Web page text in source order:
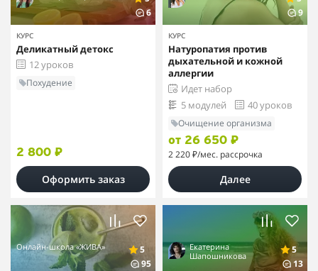
6
КУРС
Деликатный детокс
12 уроков
Похудение
2 800 ₽
Оформить заказ
9
КУРС
Натуропатия против
дыхательной и кожной
аллергии
Идет набор
5 модулей
40 уроков
Очищение организма
от 26 650 ₽
2 220 ₽/мес. рассрочка
Далее
Онлайн-школа «ЖИВА»
5
95
Екатерина
Шапошникова
5
13